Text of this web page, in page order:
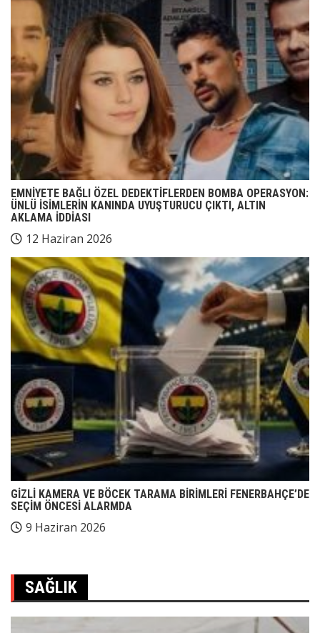
EMNİYETE BAĞLI ÖZEL DEDEKTİFLERDEN BOMBA OPERASYON:
ÜNLÜ İSİMLERİN KANINDA UYUŞTURUCU ÇIKTI, ALTIN
AKLAMA İDDİASI
12 Haziran 2026
GİZLİ KAMERA VE BÖCEK TARAMA BİRİMLERİ FENERBAHÇE’DE
SEÇİM ÖNCESİ ALARMDA
9 Haziran 2026
SAĞLIK